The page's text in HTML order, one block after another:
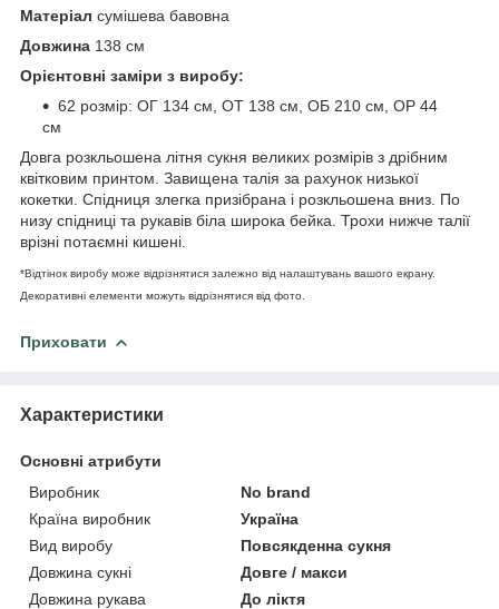
Матеріал сумішева бавовна
Довжина 138 см
Орієнтовні заміри з виробу:
62 розмір: ОГ 134 см, ОТ 138 см, ОБ 210 см, ОР 44
см
Довга розкльошена літня сукня великих розмірів з дрібним
квітковим принтом. Завищена талія за рахунок низької
кокетки. Спідниця злегка призібрана і розкльошена вниз. По
низу спідниці та рукавів біла широка бейка. Трохи нижче талії
врізні потаємні кишені.
*Відтінок виробу може відрізнятися залежно від налаштувань вашого екрану.
Декоративні елементи можуть відрізнятися від фото.
Приховати
Характеристики
Основні атрибути
Виробник
No brand
Країна виробник
Україна
Вид виробу
Повсякденна сукня
Довжина сукні
Довге / макси
Довжина рукава
До ліктя